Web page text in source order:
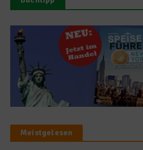
Meistgelesen